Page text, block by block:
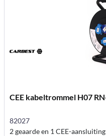
CEE kabeltrommel H07
82027
2 geaarde en 1 CEE-aansluiting